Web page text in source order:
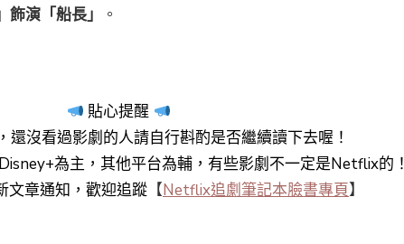
飾演「船長」 。
貼心提醒
，還沒看過影劇的人請自行斟酌是否繼續讀下去喔！
為主，其他平台為輔，有些影劇不一定是Netflix的！
文章通知，歡迎追蹤【Netflix追劇筆記本臉書專頁】